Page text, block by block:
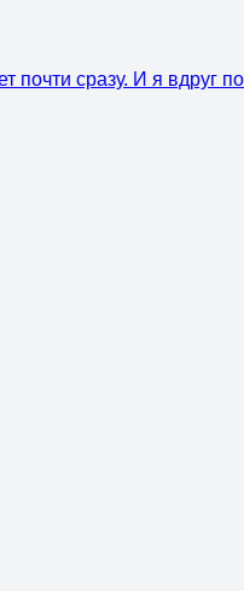
почти сразу. И я вдруг